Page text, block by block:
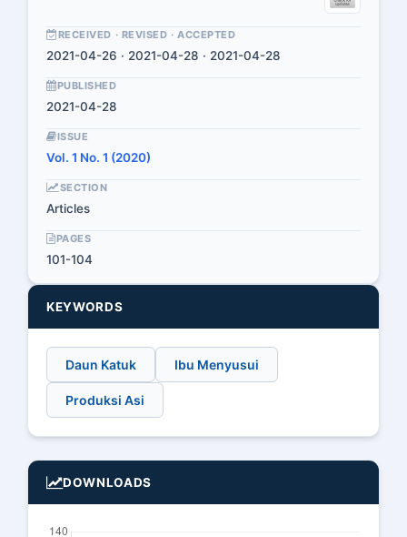
RECEIVED · REVISED · ACCEPTED
2021-04-26 · 2021-04-28 · 2021-04-28
PUBLISHED
2021-04-28
ISSUE
Vol. 1 No. 1 (2020)
SECTION
Articles
PAGES
101-104
KEYWORDS
Daun Katuk Ibu Menyusui
Produksi Asi
DOWNLOADS